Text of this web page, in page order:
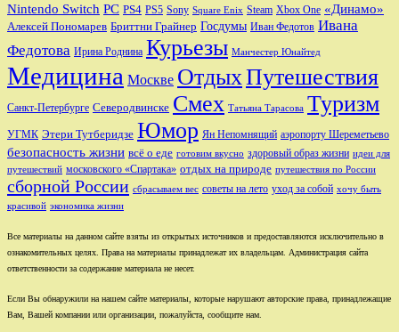
Nintendo Switch PC PS4 PS5 Sony Square Enix Steam Xbox One «Динамо»
Алексей Пономарев Бриттни Грайнер Госдумы Иван Федотов Ивана
Федотова Ирина Роднина Курьезы Манчестер Юнайтед
Медицина Москве ОтдыхПутешествия
Санкт-Петербурге Северодвинске Смех Татьяна Тарасова Туризм
УГМК Этери Тутберидзе Юмор Ян Непомнящий аэропорту Шереметьево
безопасность жизни всё о еде готовим вкусно здоровый образ жизни идеи для
путешествий московского «Спартака» отдых на природе путешествия по России
сборной России сбрасываем вес советы на лето уход за собой хочу быть
красивой экономика жизни
Все материалы на данном сайте взяты из открытых источников и предоставляются исключительно в
ознакомительных целях. Права на материалы принадлежат их владельцам. Администрация сайта
ответственности за содержание материала не несет.
Если Вы обнаружили на нашем сайте материалы, которые нарушают авторские права, принадлежащие
Вам, Вашей компании или организации, пожалуйста, сообщите нам.